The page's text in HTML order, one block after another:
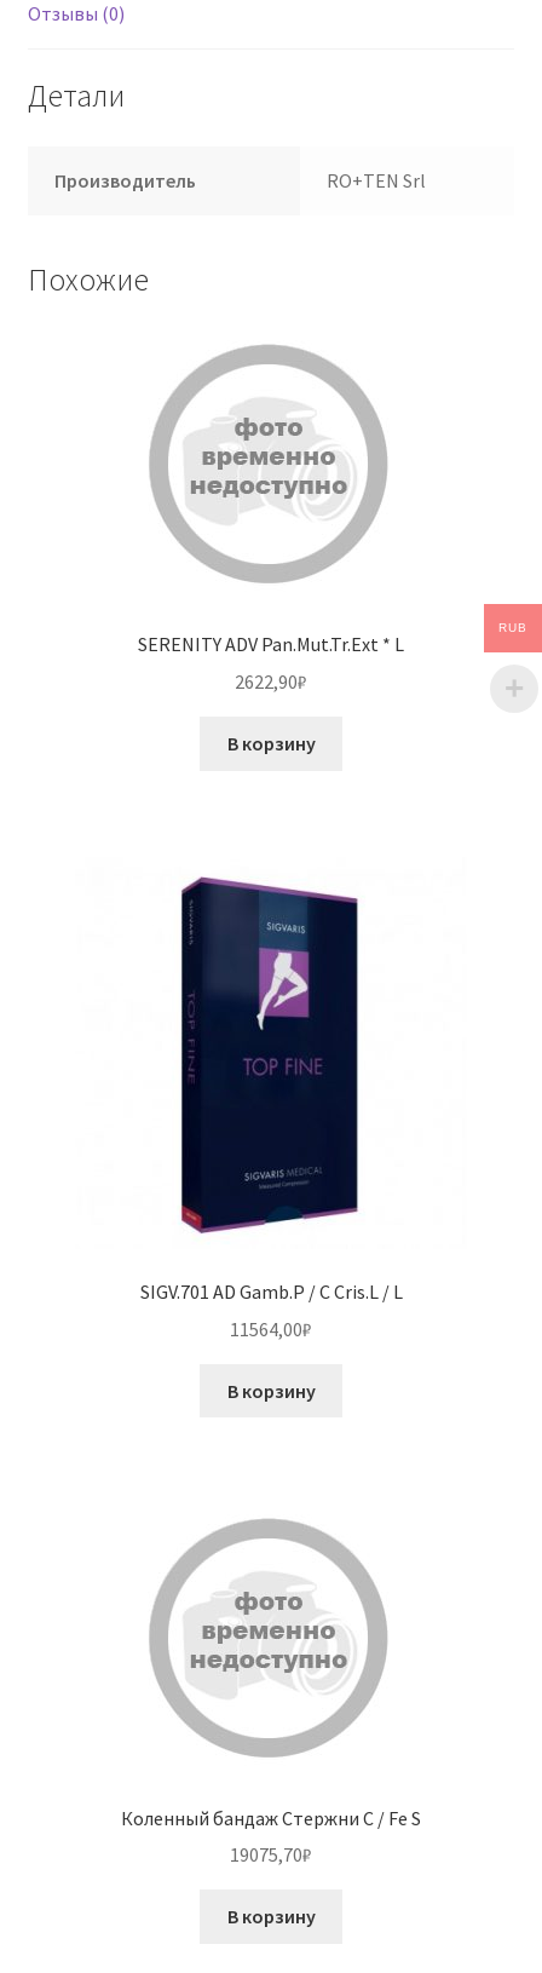
Отзывы (0)
Детали
Производитель RO+TEN Srl
Похожие
SERENITY ADV Pan.Mut.Tr.Ext * L
2622,90₽
В корзину
SIGV.701 AD Gamb.P / C Cris.L / L
11564,00₽
В корзину
Коленный бандаж Стержни C / Fe S
19075,70₽
В корзину
RUB